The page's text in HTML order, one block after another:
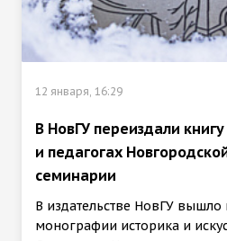
12 января, 16:29
В НовГУ переиздали
и педагогах
семинарии
В издательстве НовГУ вышло
монографии историка и